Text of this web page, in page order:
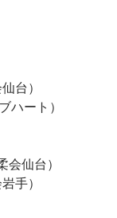
台）
ハート）
仙台）
手）